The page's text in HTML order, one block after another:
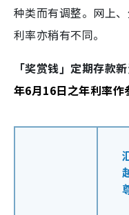
种类而有调整。网上
利率亦稍有不同。
「奖赏钱」定期存款
年6月16日之年利率作